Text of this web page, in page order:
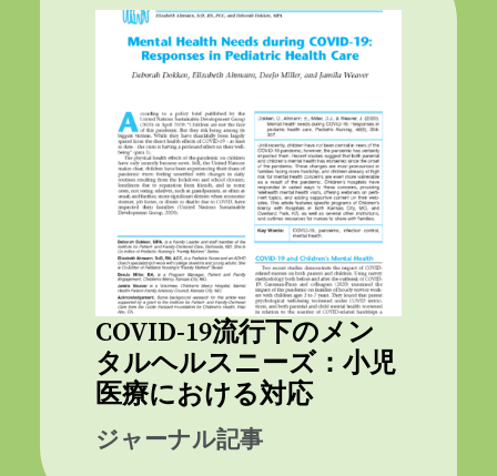
COVID-19流行下のメン
タルヘルスニーズ：小児
医療における対応
ジャーナル記事